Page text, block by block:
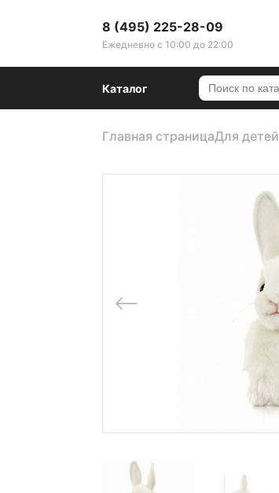
8 (495) 225-28-09
Ежедневно с 10:00 до 22:00
Каталог
Главная страницаДля детей